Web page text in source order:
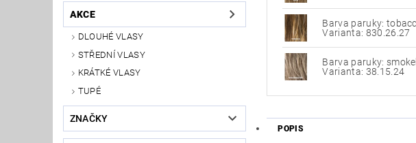
AKCE
DLOUHÉ VLASY
STŘEDNÍ VLASY
KRÁTKÉ VLASY
TUPÉ
ZNAČKY
Barva paruky:
Varianta: 830.26.27
Barva paruky:
Varianta: 38.15.24
POPIS